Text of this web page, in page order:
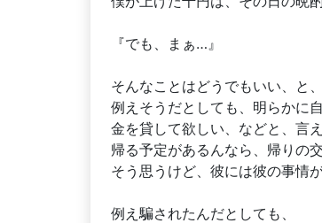
『でも、まぁ…』
そんなことはどうでもいい、と、
例えそうだとしても、明らかに
金を貸して欲しい、などと、言
帰る予定があるんなら、帰りの
そう思うけど、彼には彼の事情
例え騙されたんだとしても、